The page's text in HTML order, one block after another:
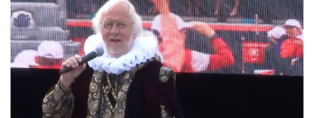
Vorig uur uur 1 van 0 Volgend uur